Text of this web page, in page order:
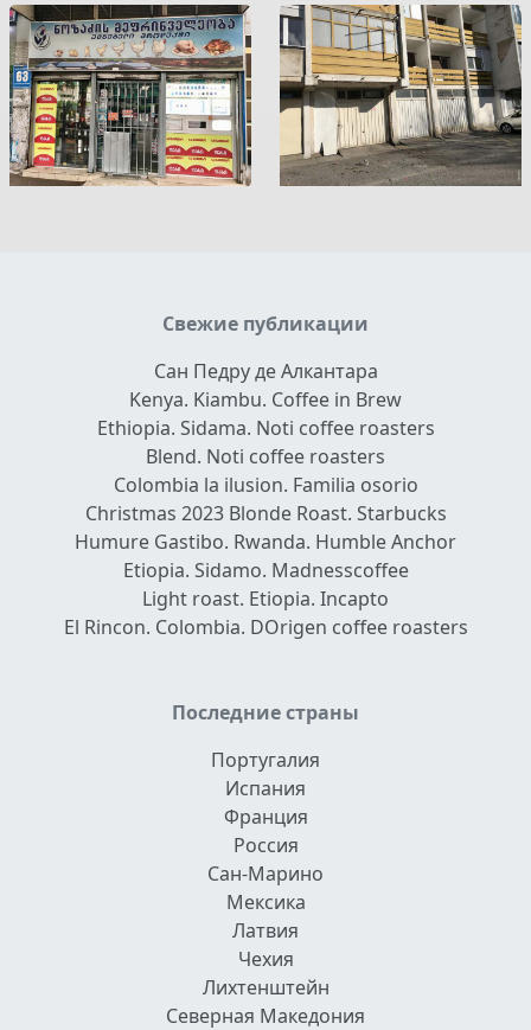
Свежие публикации
Сан Педру де Алкантара
Kenya. Kiambu. Coffee in Brew
Ethiopia. Sidama. Noti coffee roasters
Blend. Noti coffee roasters
Colombia la ilusion. Familia osorio
Christmas 2023 Blonde Roast. Starbucks
Humure Gastibo. Rwanda. Humble Anchor
Etiopia. Sidamo. Madnesscoffee
Light roast. Etiopia. Incapto
El Rincon. Colombia. DOrigen coffee roasters
Последние страны
Португалия
Испания
Франция
Россия
Сан-Марино
Мексика
Латвия
Чехия
Лихтенштейн
Северная Македония